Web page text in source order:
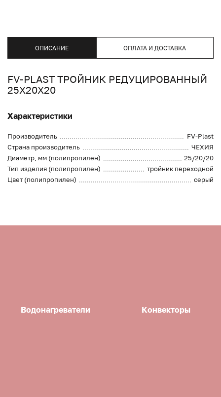
ОПИСАНИЕ ОПЛАТА И ДОСТАВКА
FV-PLAST ТРОЙНИК РЕДУЦИРОВАННЫЙ
25Х20Х20
Характеристики
Производитель
FV-Plast
Страна производитель
ЧЕХИЯ
Диаметр, мм (полипропилен)
25/20/20
Тип изделия (полипропилен)
тройник переходной
Цвет (полипропилен)
серый
Водонагреватели Конвекторы